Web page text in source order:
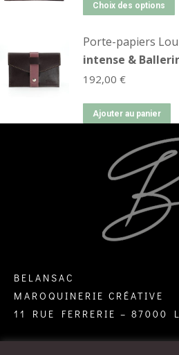
Choix des options
Porte-papiers Lou
intense &
192,00 €
Ajouter au panier
BELANSAC
MAROQUINERIE CRÉATIVE
11 RUE FERRERIE – 87000